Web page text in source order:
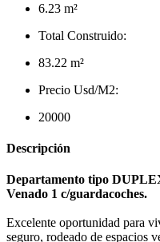
6.23 m²
Total Construido:
83.22 m²
Precio Usd/M2:
20000
Descripción
Departamento tipo
Venado 1 c/guardacoches.
Excelente oportunidad para
seguro, rodeado de espacios